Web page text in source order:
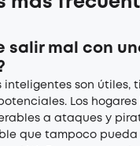
salir mal con
inteligentes son útiles,
Los
a ataques y
que tampoco pueda